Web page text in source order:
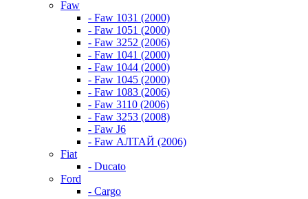
Faw
- Faw 1031 (2000)
- Faw 1051 (2000)
- Faw 3252 (2006)
- Faw 1041 (2000)
- Faw 1044 (2000)
- Faw 1045 (2000)
- Faw 1083 (2006)
- Faw 3110 (2006)
- Faw 3253 (2008)
- Faw J6
- Faw АЛТАЙ (2006)
Fiat
- Ducato
Ford
- Cargo